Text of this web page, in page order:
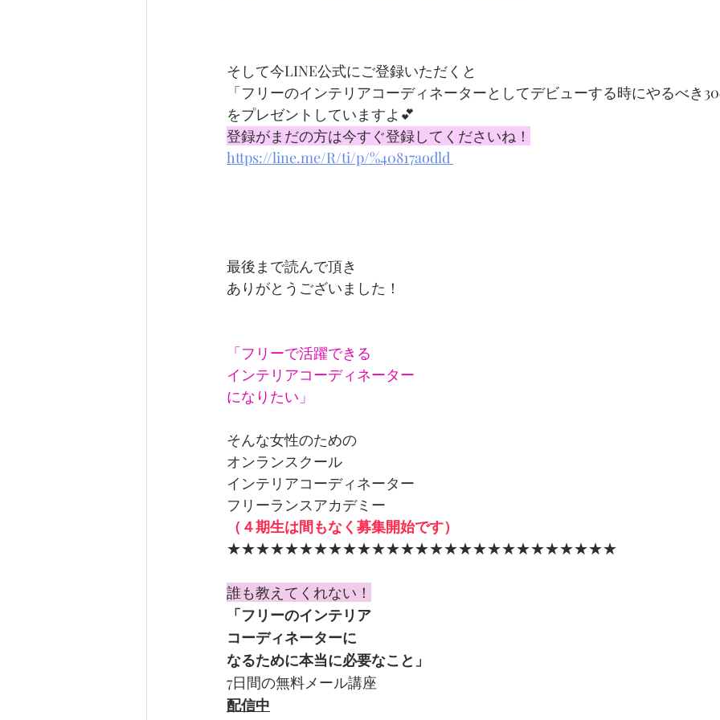
そして今LINE公式にご登録いただくと
「フリーのインテリアコーディネーターとしてデビューする時にやるべき30
をプレゼントしていますよ💕
登録がまだの方は今すぐ登録してくださいね！
https://line.me/R/ti/p/%40817aodld
最後まで読んで頂き
ありがとうございました！
「フリーで活躍できる
インテリアコーディネーター
になりたい」
そんな女性のための
オンランスクール
インテリアコーディネーター
フリーランスアカデミー
（４期生は間もなく募集開始です）
★★★★★★★★★★★★★★★★★★★★★★★★★★★
誰も教えてくれない！
「フリーのインテリア
コーディネーターに
なるために本当に必要なこと」
7日間の無料メール講座
配信中